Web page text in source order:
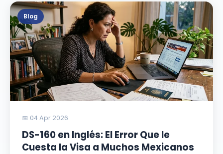
Blog
📅 04 Apr 2026
DS-160 en Inglés: El Error Que le
Cuesta la Visa a Muchos Mexicanos